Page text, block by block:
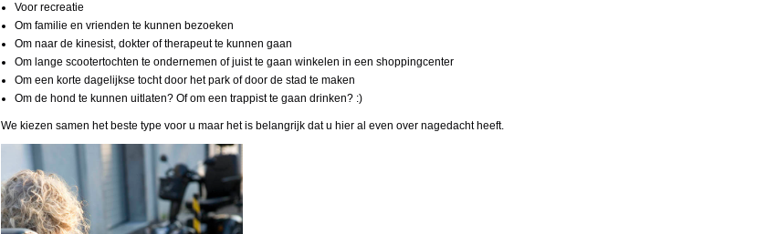
Voor recreatie
Om familie en vrienden te kunnen bezoeken
Om naar de kinesist, dokter of therapeut te kunnen gaan
Om lange scootertochten te ondernemen of juist te gaan winkelen in een shoppingcenter
Om een korte dagelijkse tocht door het park of door de stad te maken
Om de hond te kunnen uitlaten? Of om een trappist te gaan drinken? :)
We kiezen samen het beste type voor u maar het is belangrijk dat u hier al even over nagedacht heeft.